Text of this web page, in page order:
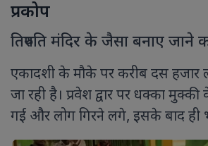
प्रकोप
तिरुपति मंदिर के जैसा बनाए जाने
एकादशी के मौके पर करीब दस हजार
जा रही है। प्रवेश द्वार पर धक्का
गई और लोग गिरने लगे, इसके बाद